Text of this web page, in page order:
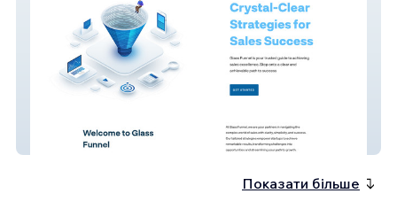
Glass Funnel
Показати більше